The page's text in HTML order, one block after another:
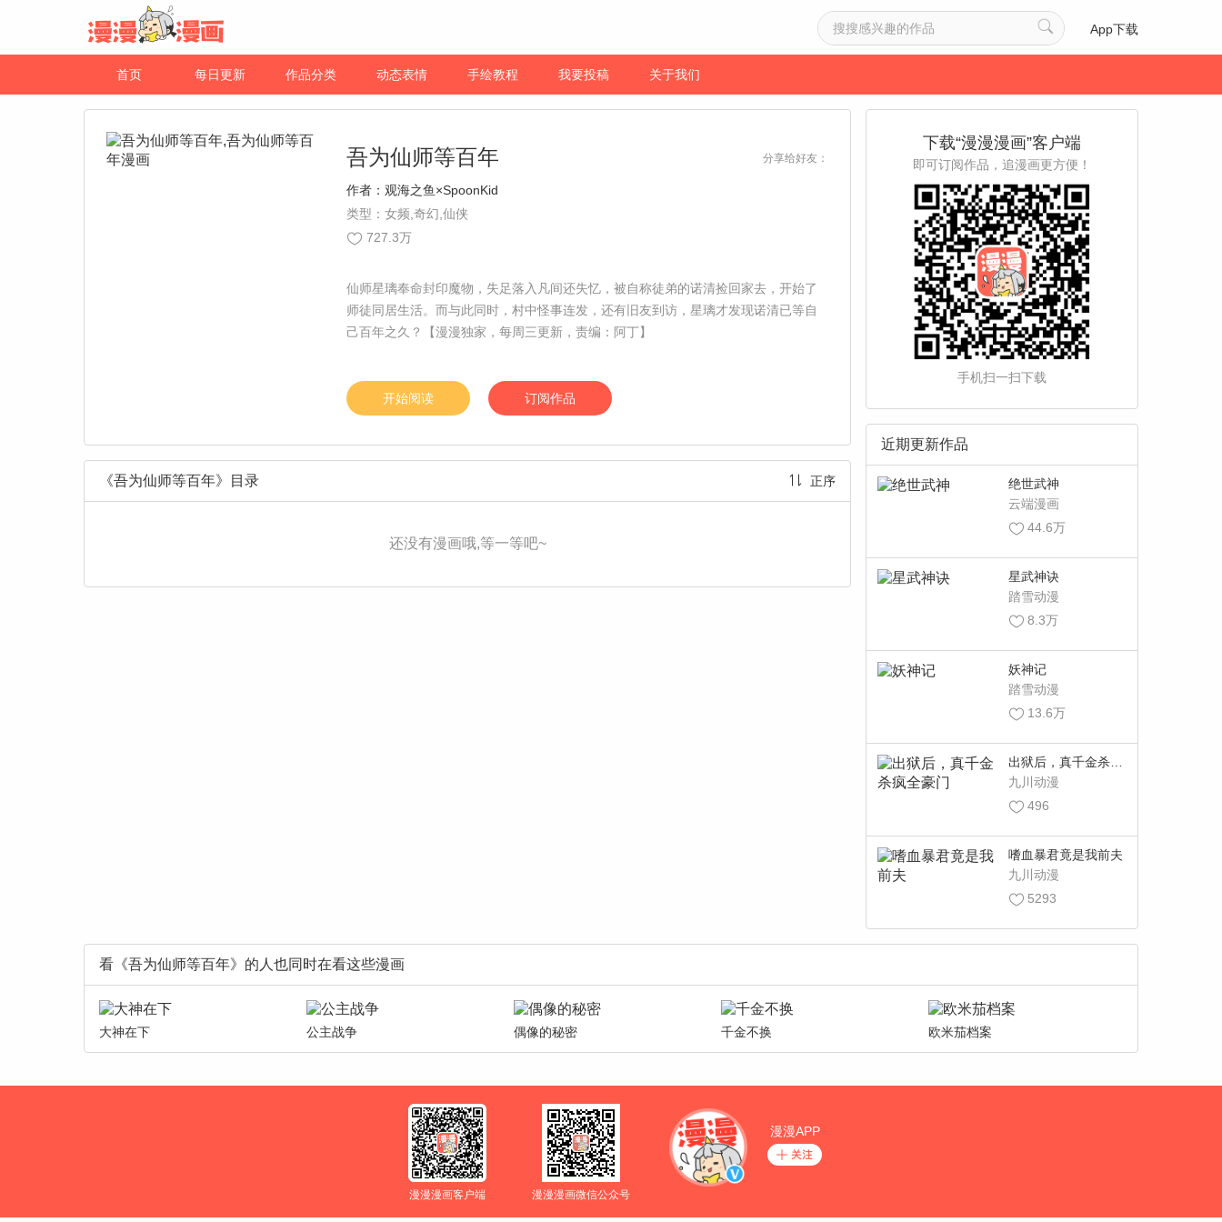
App下载
首页 每日更新 作品分类 动态表情 手绘教程 我要投稿 关于我们
吾为仙师等百年 分享给好友：
作者： 观海之鱼×SpoonKid
类型：女频,奇幻,仙侠
727.3万
仙师星璃奉命封印魔物，失足落入凡间还失忆，被自称徒弟的诺清捡回家去，开始了
师徒同居生活。而与此同时，村中怪事连发，还有旧友到访，星璃才发现诺清已等自
己百年之久？【漫漫独家，每周三更新，责编：阿丁】
开始阅读 订阅作品
《吾为仙师等百年》目录 正序
还没有漫画哦,等一等吧~
下载“漫漫漫画”客户端
即可订阅作品，追漫画更方便！
手机扫一扫下载
近期更新作品
绝世武神
云端漫画
44.6万
星武神诀
踏雪动漫
8.3万
妖神记
踏雪动漫
13.6万
出狱后，真千金杀疯
全豪门
九川动漫
496
嗜血暴君竟是我前夫
九川动漫
5293
看《吾为仙师等百年》的人也同时在看这些漫画
大神在下 公主战争 偶像的秘密 千金不换 欧米茄档案
漫漫漫画客户端 漫漫漫画微信公众号
漫漫APP